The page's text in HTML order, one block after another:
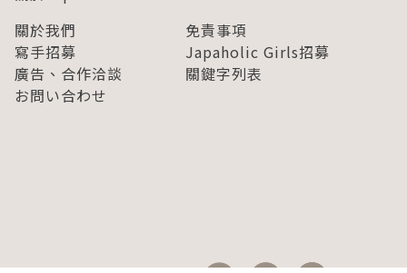
關於我們
免責事項
寫手招募
Japaholic Girls招募
廣告、合作洽談
關鍵字列表
お問い合わせ